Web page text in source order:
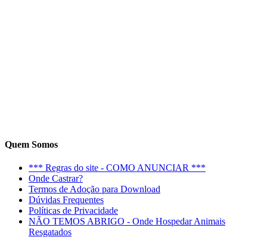
Quem Somos
*** Regras do site - COMO ANUNCIAR ***
Onde Castrar?
Termos de Adoção para Download
Dúvidas Frequentes
Políticas de Privacidade
NÃO TEMOS ABRIGO - Onde Hospedar Animais
Resgatados